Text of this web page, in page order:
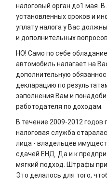
налоговый орган до1 мая.
установленных сроков и
уплату налога у Вас
и дополнительных
НО! Само по себе
автомобиль налагает на
дополнительную
декларацию по
заполнения Вам и
работодателя по доходам.
В течение 2009-2012
налоговая служба
лица - владельцев
сдачей ЕНД. Да и к
мягкий подход. Штрафы
Это делалось для того,